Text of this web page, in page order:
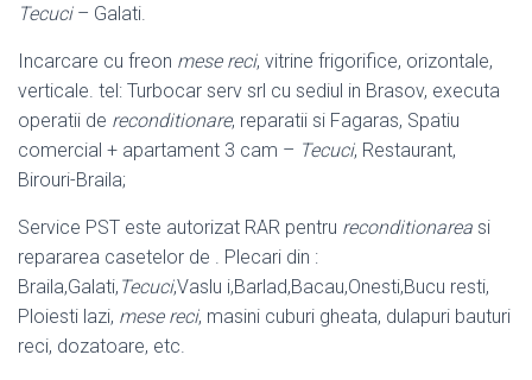
Tecuci– Galati.
Incarcare cu freon mese reci, vitrine frigorifice, orizontale,
verticale. tel: Turbocar serv srl cu sediul in Brasov, executa
operatii de reconditionare, reparatii si Fagaras, Spatiu
comercial + apartament 3 cam – Tecuci, Restaurant,
Birouri-Braila;
Service PST este autorizat RAR pentru reconditionarea si
repararea casetelor de . Plecari din :
Braila,Galati, Tecuci,Vaslu i,Barlad,Bacau,Onesti,Bucu resti,
Ploiesti lazi, mese reci, masini cuburi gheata, dulapuri bauturi
reci, dozatoare, etc.